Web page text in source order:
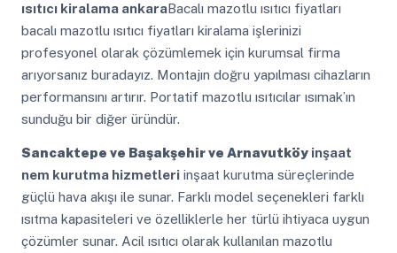
ısıtıcı kiralama ankaraBacalı mazotlu ısıtıcı fiyatları
bacalı mazotlu ısıtıcı fiyatları kiralama işlerinizi
profesyonel olarak çözümlemek için kurumsal firma
arıyorsanız buradayız. Montajın doğru yapılması cihazların
performansını artırır. Portatif mazotlu ısıtıcılar ısımak’ın
sunduğu bir diğer üründür.
Sancaktepe ve Başakşehir ve Arnavutköyinşaat
nem kurutma hizmetleriinşaat kurutma süreçlerinde
güçlü hava akışı ile sunar. Farklı model seçenekleri farklı
ısıtma kapasiteleri ve özelliklerle her türlü ihtiyaca uygun
çözümler sunar. Acil ısıtıcı olarak kullanılan mazotlu